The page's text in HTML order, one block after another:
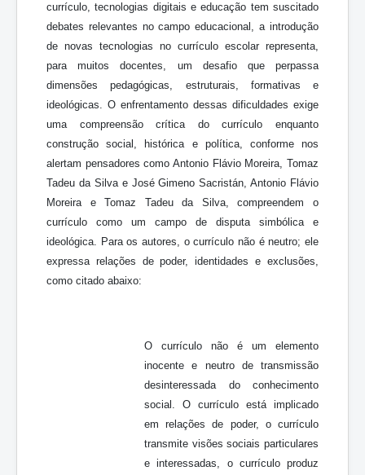
currículo, tecnologias digitais e educação tem suscitado
debates relevantes no campo educacional, a introdução
de novas tecnologias no currículo escolar representa,
para muitos docentes, um desafio que perpassa
dimensões pedagógicas, estruturais, formativas e
ideológicas. O enfrentamento dessas dificuldades exige
uma compreensão crítica do currículo enquanto
construção social, histórica e política, conforme nos
alertam pensadores como Antonio Flávio Moreira, Tomaz
Tadeu da Silva e José Gimeno Sacristán, Antonio Flávio
Moreira e Tomaz Tadeu da Silva, compreendem o
currículo como um campo de disputa simbólica e
ideológica. Para os autores, o currículo não é neutro; ele
expressa relações de poder, identidades e exclusões,
como citado abaixo:
O currículo não é um elemento
inocente e neutro de transmissão
desinteressada do conhecimento
social. O currículo está implicado
em relações de poder, o currículo
transmite visões sociais particulares
e interessadas, o currículo produz